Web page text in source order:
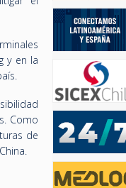
y en la
Como
de